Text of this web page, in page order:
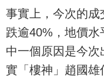
事實上，今次的
跌逾40%，地價
中一個原因是今
實「樓神」趙國